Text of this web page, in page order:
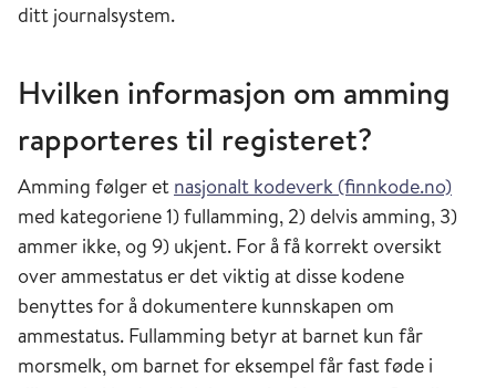
ditt journalsystem.
Hvilken informasjon om amming
rapporteres til registeret?
Amming følger et nasjonalt kodeverk (finnkode.no)
med kategoriene 1) fullamming, 2) delvis amming, 3)
ammer ikke, og 9) ukjent. For å få korrekt oversikt
over ammestatus er det viktig at disse kodene
benyttes for å dokumentere kunnskapen om
ammestatus. Fullamming betyr at barnet kun får
morsmelk, om barnet for eksempel får fast føde i